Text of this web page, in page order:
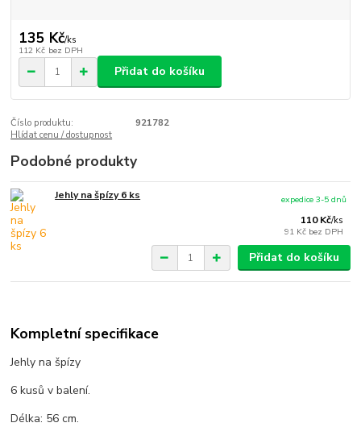
135 Kč/ks
112 Kč bez DPH
Přidat do košíku
Číslo produktu:
921782
Hlídat cenu / dostupnost
Podobné produkty
Jehly na špízy 6 ks
110 Kč/ks
91 Kč bez DPH
expedice 3-5 dnů
Přidat do košíku
Kompletní specifikace
Jehly na špízy
6 kusů v balení.
Délka: 56 cm.